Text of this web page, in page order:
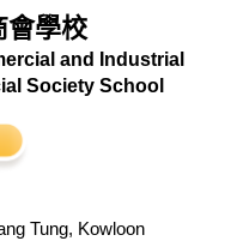
會學校
and Industrial
Society School
Tung, Kowloon